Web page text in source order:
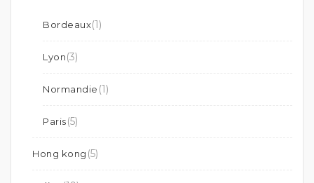
Bordeaux(1)
Lyon(3)
Normandie (1)
Paris(5)
Hong kong (5)